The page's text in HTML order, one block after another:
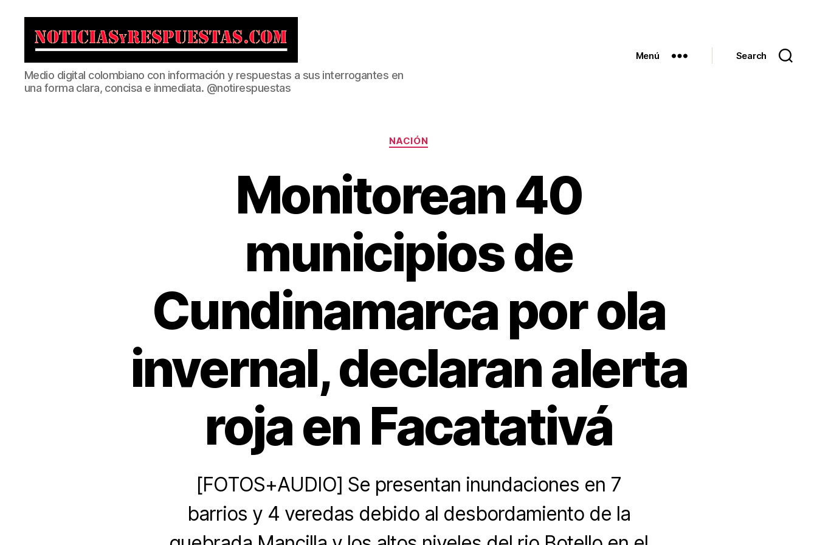
Noticias
y
Respuestas
Medio digital colombiano con información y respuestas a sus interrogantes en
una forma clara, concisa e inmediata. @notirespuestas
Menú Search
Categorías
NACIÓN
Monitorean 40
municipios de
Cundinamarca por ola
invernal, declaran alerta
roja en Facatativá
[FOTOS+AUDIO] Se presentan inundaciones en 7
barrios y 4 veredas debido al desbordamiento de la